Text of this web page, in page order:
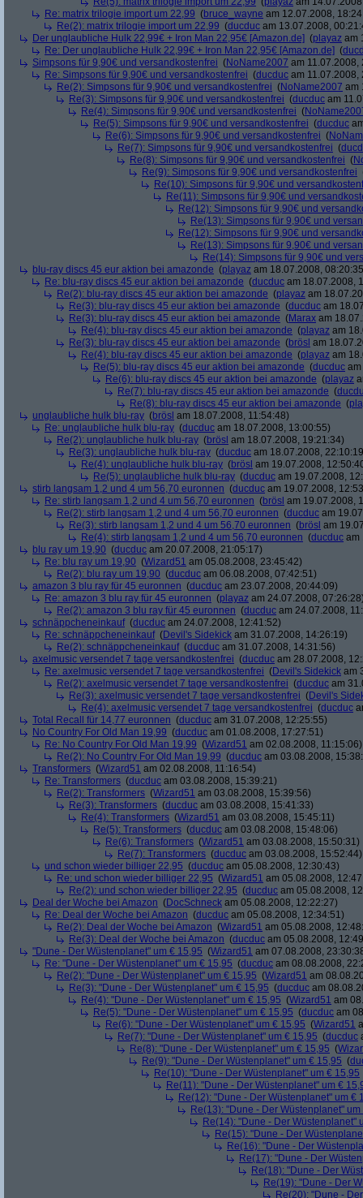
Re: matrix trilogie import um 22,99 (bruce_wayne am 12.07.2008,
Re(2): matrix trilogie import um 22,99 (ducduc am 13.07.2008,
Der unglaubliche Hulk 22,99€ + Iron Man 22,95€ [Amazon.de] (playaz am
Re: Der unglaubliche Hulk 22,99€ + Iron Man 22,95€ [Amazon.de] (
Simpsons für 9,90€ und versandkostenfrei (NoName2007 am 11.07.2008,
Re: Simpsons für 9,90€ und versandkostenfrei (ducduc am 11.07.2008,
Re(2): Simpsons für 9,90€ und versandkostenfrei (NoName2007 am
Re(3): Simpsons für 9,90€ und versandkostenfrei (ducduc am
Re(4): Simpsons für 9,90€ und versandkostenfrei (
Re(5): Simpsons für 9,90€ und versandkostenfrei (ducduc
Re(6): Simpsons für 9,90€ und versandkostenfrei (
Re(7): Simpsons für 9,90€ und versandkostenfrei (
Re(8): Simpsons für 9,90€ und versandkostenfrei (
Re(9): Simpsons für 9,90€ und versandkostenfrei
Re(10): Simpsons für 9,90€ und
Re(11): Simpsons für 9,90€ und
Re(12): Simpsons für 9,90€ und
Re(13): Simpsons für 9,90€ und
Re(12): Simpsons für 9,90€ und
Re(13): Simpsons für 9,90€ und
Re(14): Simpsons für 9,90€ und
blu-ray discs 45 eur aktion bei amazonde (playaz am 18.07.2008,
Re: blu-ray discs 45 eur aktion bei amazonde (ducduc am 18.07.2008,
Re(2): blu-ray discs 45 eur aktion bei amazonde (playaz am
Re(3): blu-ray discs 45 eur aktion bei amazonde (ducduc am
Re(3): blu-ray discs 45 eur aktion bei amazonde (Marax am
Re(4): blu-ray discs 45 eur aktion bei amazonde (playaz am
Re(3): blu-ray discs 45 eur aktion bei amazonde (brösl am
Re(4): blu-ray discs 45 eur aktion bei amazonde (playaz am
Re(5): blu-ray discs 45 eur aktion bei amazonde (ducduc
Re(6): blu-ray discs 45 eur aktion bei amazonde (playaz
Re(7): blu-ray discs 45 eur aktion bei amazonde (
Re(8): blu-ray discs 45 eur aktion bei amazonde (
unglaubliche hulk blu-ray (brösl am 18.07.2008, 11:54:48)
Re: unglaubliche hulk blu-ray (ducduc am 18.07.2008, 13:00:55)
Re(2): unglaubliche hulk blu-ray (brösl am 18.07.2008, 19:21:34)
Re(3): unglaubliche hulk blu-ray (ducduc am 18.07.2008,
Re(4): unglaubliche hulk blu-ray (brösl am 19.07.2008,
Re(5): unglaubliche hulk blu-ray (ducduc am 19.07.2008,
stirb langsam 1,2 und 4 um 56,70 euronnen (ducduc am 19.07.2008,
Re: stirb langsam 1,2 und 4 um 56,70 euronnen (brösl am 19.07.2008,
Re(2): stirb langsam 1,2 und 4 um 56,70 euronnen (ducduc am
Re(3): stirb langsam 1,2 und 4 um 56,70 euronnen (brösl am
Re(4): stirb langsam 1,2 und 4 um 56,70 euronnen (ducduc am
blu ray um 19,90 (ducduc am 20.07.2008, 21:05:17)
Re: blu ray um 19,90 (Wizard51 am 05.08.2008, 23:45:42)
Re(2): blu ray um 19,90 (ducduc am 06.08.2008, 07:42:51)
amazon 3 blu ray für 45 euronnen (ducduc am 23.07.2008, 20:44:09)
Re: amazon 3 blu ray für 45 euronnen (playaz am 24.07.2008,
Re(2): amazon 3 blu ray für 45 euronnen (ducduc am 24.07.2008,
schnäppcheneinkauf(ducduc am 24.07.2008, 12:41:52)
Re: schnäppcheneinkauf(Devil's Sidekick am 31.07.2008, 14:26:19)
Re(2): schnäppcheneinkauf(ducduc am 31.07.2008, 14:31:56)
axelmusic versendet 7 tage versandkostenfrei (ducduc am 28.07.2008,
Re: axelmusic versendet 7 tage versandkostenfrei (Devil's Sidekick am
Re(2): axelmusic versendet 7 tage versandkostenfrei (ducduc am
Re(3): axelmusic versendet 7 tage versandkostenfrei (Devil's
Re(4): axelmusic versendet 7 tage versandkostenfrei (ducduc
Total Recall für 14,77 euronnen (ducduc am 31.07.2008, 12:25:55)
No Country For Old Man 19,99 (ducduc am 01.08.2008, 17:27:51)
Re: No Country For Old Man 19,99 (Wizard51 am 02.08.2008, 11:15:06)
Re(2): No Country For Old Man 19,99 (ducduc am 03.08.2008,
Transformers (Wizard51 am 02.08.2008, 11:16:54)
Re: Transformers (ducduc am 03.08.2008, 15:39:21)
Re(2): Transformers (Wizard51 am 03.08.2008, 15:39:56)
Re(3): Transformers (ducduc am 03.08.2008, 15:41:33)
Re(4): Transformers (Wizard51 am 03.08.2008, 15:45:11)
Re(5): Transformers (ducduc am 03.08.2008, 15:48:06)
Re(6): Transformers (Wizard51 am 03.08.2008, 15:50:31)
Re(7): Transformers (ducduc am 03.08.2008, 15:52:44)
und schon wieder billiger 22,95 (ducduc am 05.08.2008, 12:30:43)
Re: und schon wieder billiger 22,95 (Wizard51 am 05.08.2008,
Re(2): und schon wieder billiger 22,95 (ducduc am 05.08.2008,
Deal der Woche bei Amazon (DocSchneck am 05.08.2008, 12:22:27)
Re: Deal der Woche bei Amazon (ducduc am 05.08.2008, 12:34:51)
Re(2): Deal der Woche bei Amazon (Wizard51 am 05.08.2008,
Re(3): Deal der Woche bei Amazon (ducduc am 05.08.2008,
"Dune - Der Wüstenplanet" um € 15,95 (Wizard51 am 07.08.2008,
Re: "Dune - Der Wüstenplanet" um € 15,95 (ducduc am 08.08.2008,
Re(2): "Dune - Der Wüstenplanet" um € 15,95 (Wizard51 am
Re(3): "Dune - Der Wüstenplanet" um € 15,95 (ducduc am
Re(4): "Dune - Der Wüstenplanet" um € 15,95 (Wizard51 am
Re(5): "Dune - Der Wüstenplanet" um € 15,95 (ducduc am
Re(6): "Dune - Der Wüstenplanet" um € 15,95 (Wizard51
Re(7): "Dune - Der Wüstenplanet" um € 15,95 (ducduc
Re(8): "Dune - Der Wüstenplanet" um € 15,95 (
Re(9): "Dune - Der Wüstenplanet" um € 15,95 (
Re(10): "Dune - Der Wüstenplanet" um € 15,95
Re(11): "Dune - Der Wüstenplanet" um €
Re(12): "Dune - Der Wüstenplanet" um €
Re(13): "Dune - Der Wüstenplanet"
Re(14): "Dune - Der Wüstenplanet"
Re(15): "Dune - Der
Re(16): "Dune - Der
Re(17): "Dune - Der
Re(18): "Dune - Der
Re(19): "Dune - Der
Re(20): "Dune -